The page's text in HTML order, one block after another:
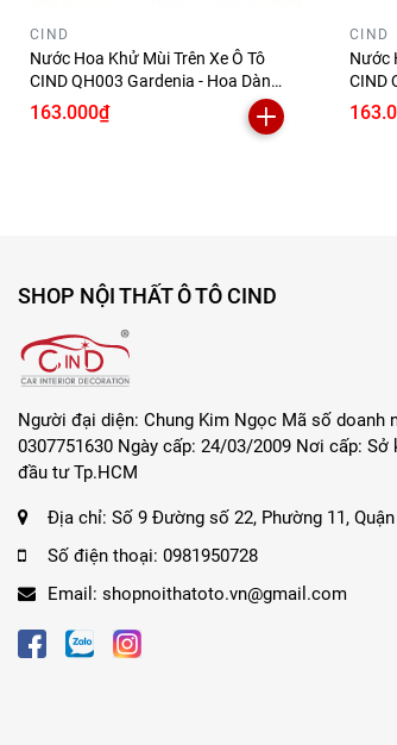
CIND
Nước Hoa Khử Mùi Trên Xe Ô Tô
CIND QH003 Gardenia - Hoa Dành
Dành 55ml Năng Lượng Mặt Trời
Khử Mùi Hiệu Quả Phù Hợp Cho
163.000₫
CIND
Nước
CIND
Nam
Khử
SHOP NỘI THẤT Ô TÔ CIND
Người đại diện: Chung Kim Ngọc Mã số doanh
0307751630 Ngày cấp: 24/03/2009 Nơi cấp: Sở
đầu tư Tp.HCM
Địa chỉ: Số 9 Đường số 22, Phường 11,
Số điện thoại: 0981950728
Email: shopnoithatoto.vn@gmail.com